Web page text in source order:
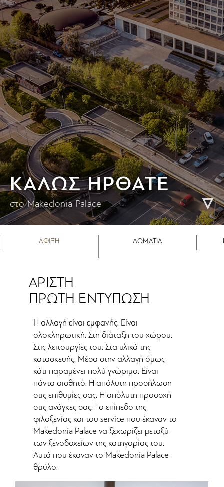
KΑΛΩΣ ΗΡΘΑΤΕ
στο Makedonia Palace
ΑΦΙΞΗ ΔΩΜΑΤΙΑ
ΑΡΙΣΤΗ
ΠΡΩΤΗ ΕΝΤΥΠΩΣΗ
Η αλλαγή είναι εμφανής. Είναι
ολοκληρωτική. Στη διάταξη του χώρου.
Στις λειτουργίες του. Στα υλικά της
κατασκευής. Μέσα στην αλλαγή όμως
κάτι παραμένει πολύ γνώριμο. Είναι
πάντα αισθητό. Η απόλυτη προσήλωση
στις επιθυμίες σας. Η απόλυτη προσοχή
στις ανάγκες σας. Το επίπεδο της
φιλοξενίας και του service που έκαναν το
Makedonia Palace να ξεχωρίζει μεταξύ
των ξενοδοχείων της κατηγορίας του.
Αυτά που έκαναν το Makedonia Palace
θρύλο.